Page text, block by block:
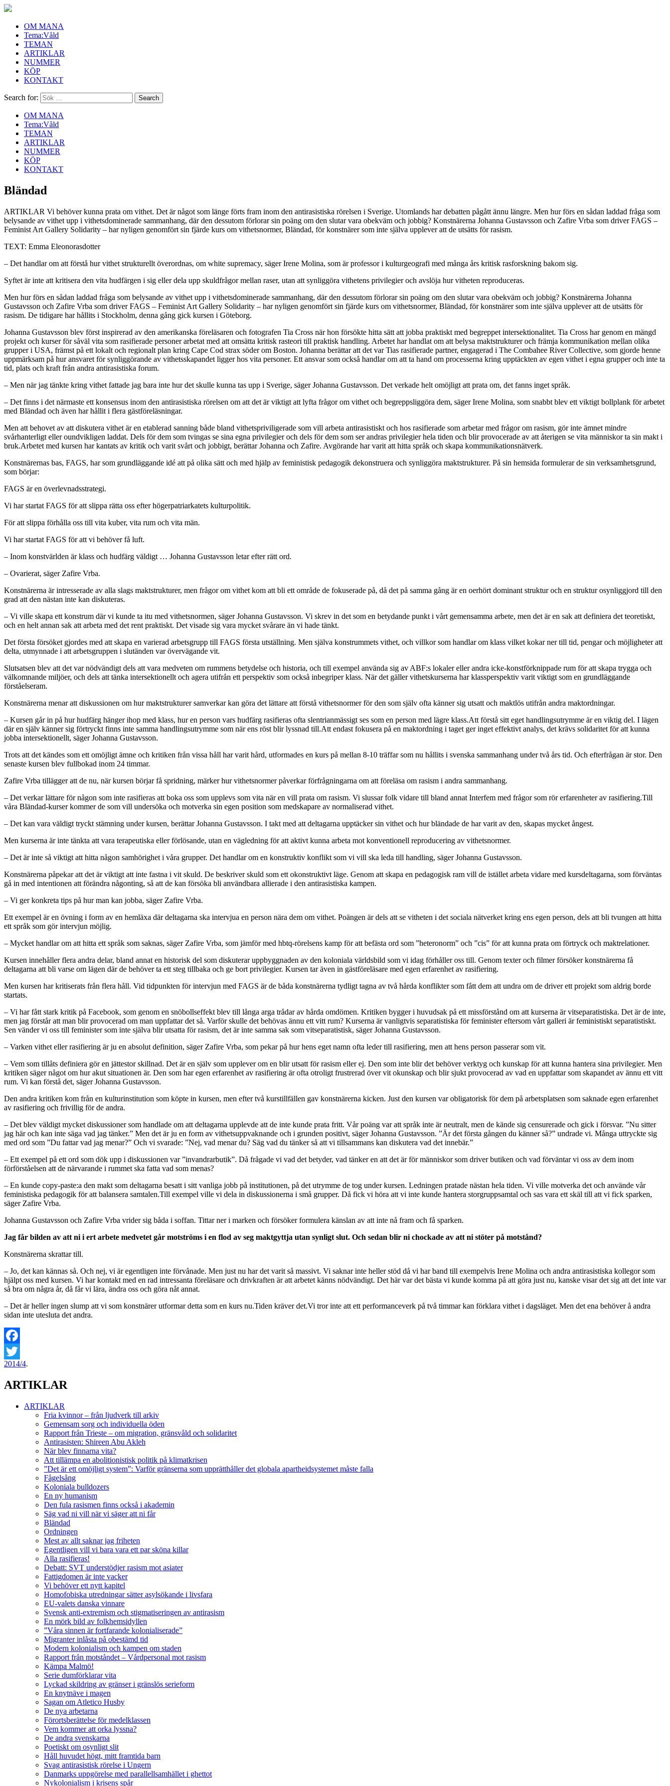
OM MANA
Tema:Våld
TEMAN
ARTIKLAR
NUMMER
KÖP
KONTAKT
Search for:
OM MANA
Tema:Våld
TEMAN
ARTIKLAR
NUMMER
KÖP
KONTAKT
Bländad
ARTIKLAR Vi behöver kunna prata om vithet. Det är något som länge förts fram inom den antirasistiska rörelsen i Sverige. Utomlands har debatten pågått ännu längre. Men hur förs en sådan laddad fråga som
belysande av vithet upp i vithetsdominerade sammanhang, där den dessutom förlorar sin poäng om den slutar vara obekväm och jobbig? Konstnärerna Johanna Gustavsson och Zafire Vrba som driver FAGS –
Feminist Art Gallery Solidarity – har nyligen genomfört sin fjärde kurs om vithetsnormer, Bländad, för konstnärer som inte själva upplever att de utsätts för rasism.
TEXT: Emma Eleonorasdotter
– Det handlar om att förstå hur vithet strukturellt överordnas, om white supremacy, säger Irene Molina, som är professor i kulturgeografi med många års kritisk rasforskning bakom sig.
Syftet är inte att kritisera den vita hudfärgen i sig eller dela upp skuldfrågor mellan raser, utan att synliggöra vithetens privilegier och avslöja hur vitheten reproduceras.
Men hur förs en sådan laddad fråga som belysande av vithet upp i vithetsdominerade sammanhang, där den dessutom förlorar sin poäng om den slutar vara obekväm och jobbig? Konstnärerna Johanna
Gustavsson och Zafire Vrba som driver FAGS – Feminist Art Gallery Solidarity – har nyligen genomfört sin fjärde kurs om vithetsnormer, Bländad, för konstnärer som inte själva upplever att de utsätts för
rasism. De tidigare har hållits i Stockholm, denna gång gick kursen i Göteborg.
Johanna Gustavsson blev först inspirerad av den amerikanska föreläsaren och fotografen Tia Cross när hon försökte hitta sätt att jobba praktiskt med begreppet intersektionalitet. Tia Cross har genom en mängd
projekt och kurser för såväl vita som rasifierade personer arbetat med att omsätta kritisk rasteori till praktisk handling. Arbetet har handlat om att belysa maktstrukturer och främja kommunikation mellan olika
grupper i USA, främst på ett lokalt och regionalt plan kring Cape Cod strax söder om Boston. Johanna berättar att det var Tias rasifierade partner, engagerad i The Combahee River Collective, som gjorde henne
uppmärksam på hur ansvaret för synliggörande av vithetsskapandet ligger hos vita personer. Ett ansvar som också handlar om att ta hand om processerna kring upptäckten av egen vithet i egna grupper och inte ta
tid, plats och kraft från andra antirasistiska forum.
– Men när jag tänkte kring vithet fattade jag bara inte hur det skulle kunna tas upp i Sverige, säger Johanna Gustavsson. Det verkade helt omöjligt att prata om, det fanns inget språk.
– Det finns i det närmaste ett konsensus inom den antirasistiska rörelsen om att det är viktigt att lyfta frågor om vithet och begreppsliggöra dem, säger Irene Molina, som snabbt blev ett viktigt bollplank för arbetet
med Bländad och även har hållit i flera gästföreläsningar.
Men att behovet av att diskutera vithet är en etablerad sanning både bland vithetspriviligerade som vill arbeta antirasistiskt och hos rasifierade som arbetar med frågor om rasism, gör inte ämnet mindre
svårhanterligt eller oundvikligen laddat. Dels för dem som tvingas se sina egna privilegier och dels för dem som ser andras privilegier hela tiden och blir provocerade av att återigen se vita människor ta sin makt i
bruk.Arbetet med kursen har kantats av kritik och varit svårt och jobbigt, berättar Johanna och Zafire. Avgörande har varit att hitta språk och skapa kommunikationsnätverk.
Konstnärernas bas, FAGS, har som grundläggande idé att på olika sätt och med hjälp av feministisk pedagogik dekonstruera och synliggöra maktstrukturer. På sin hemsida formulerar de sin verksamhetsgrund,
som börjar:
FAGS är en överlevnadsstrategi.
Vi har startat FAGS för att slippa rätta oss efter högerpatriarkatets kulturpolitik.
För att slippa förhålla oss till vita kuber, vita rum och vita män.
Vi har startat FAGS för att vi behöver få luft.
– Inom konstvärlden är klass och hudfärg väldigt … Johanna Gustavsson letar efter rätt ord.
– Ovarierat, säger Zafire Vrba.
Konstnärerna är intresserade av alla slags maktstrukturer, men frågor om vithet kom att bli ett område de fokuserade på, då det på samma gång är en oerhört dominant struktur och en struktur osynliggjord till den
grad att den nästan inte kan diskuteras.
– Vi ville skapa ett konstrum där vi kunde ta itu med vithetsnormen, säger Johanna Gustavsson. Vi skrev in det som en betydande punkt i vårt gemensamma arbete, men det är en sak att definiera det teoretiskt,
och en helt annan sak att arbeta med det rent praktiskt. Det visade sig vara mycket svårare än vi hade tänkt.
Det första försöket gjordes med att skapa en varierad arbetsgrupp till FAGS första utställning. Men själva konstrummets vithet, och villkor som handlar om klass vilket kokar ner till tid, pengar och möjligheter att
delta, utmynnade i att arbetsgruppen i slutänden var övervägande vit.
Slutsatsen blev att det var nödvändigt dels att vara medveten om rummens betydelse och historia, och till exempel använda sig av ABF:s lokaler eller andra icke-konstförknippade rum för att skapa trygga och
välkomnande miljöer, och dels att tänka intersektionellt och agera utifrån ett perspektiv som också inbegriper klass. När det gäller vithetskurserna har klassperspektiv varit viktigt som en grundläggande
förståelseram.
Konstnärerna menar att diskussionen om hur maktstrukturer samverkar kan göra det lättare att förstå vithetsnormer för den som själv ofta känner sig utsatt och maktlös utifrån andra maktordningar.
– Kursen går in på hur hudfärg hänger ihop med klass, hur en person vars hudfärg rasifieras ofta slentrianmässigt ses som en person med lägre klass.Att förstå sitt eget handlingsutrymme är en viktig del. I lägen
där en själv känner sig förtryckt finns inte samma handlingsutrymme som när ens röst blir lyssnad till.Att endast fokusera på en maktordning i taget ger inget effektivt analys, det krävs solidaritet för att kunna
jobba intersektionellt, säger Johanna Gustavsson.
Trots att det kändes som ett omöjligt ämne och kritiken från vissa håll har varit hård, utformades en kurs på mellan 8-10 träffar som nu hållits i svenska sammanhang under två års tid. Och efterfrågan är stor. Den
senaste kursen blev fullbokad inom 24 timmar.
Zafire Vrba tillägger att de nu, när kursen börjar få spridning, märker hur vithetsnormer påverkar förfrågningarna om att föreläsa om rasism i andra sammanhang.
– Det verkar lättare för någon som inte rasifieras att boka oss som upplevs som vita när en vill prata om rasism. Vi slussar folk vidare till bland annat Interfem med frågor som rör erfarenheter av rasifiering.Till
våra Bländad-kurser kommer de som vill undersöka och motverka sin egen position som medskapare av normaliserad vithet.
– Det kan vara väldigt tryckt stämning under kursen, berättar Johanna Gustavsson. I takt med att deltagarna upptäcker sin vithet och hur bländade de har varit av den, skapas mycket ångest.
Men kurserna är inte tänkta att vara terapeutiska eller förlösande, utan en vägledning för att aktivt kunna arbeta mot konventionell reproducering av vithetsnormer.
– Det är inte så viktigt att hitta någon samhörighet i våra grupper. Det handlar om en konstruktiv konflikt som vi vill ska leda till handling, säger Johanna Gustavsson.
Konstnärerna påpekar att det är viktigt att inte fastna i vit skuld. De beskriver skuld som ett okonstruktivt läge. Genom att skapa en pedagogisk ram vill de istället arbeta vidare med kursdeltagarna, som förväntas
gå in med intentionen att förändra någonting, så att de kan försöka bli användbara allierade i den antirasistiska kampen.
– Vi ger konkreta tips på hur man kan jobba, säger Zafire Vrba.
Ett exempel är en övning i form av en hemläxa där deltagarna ska intervjua en person nära dem om vithet. Poängen är dels att se vitheten i det sociala nätverket kring ens egen person, dels att bli tvungen att hitta
ett språk som gör intervjun möjlig.
– Mycket handlar om att hitta ett språk som saknas, säger Zafire Vrba, som jämför med hbtq-rörelsens kamp för att befästa ord som ”heteronorm” och ”cis” för att kunna prata om förtryck och maktrelationer.
Kursen innehåller flera andra delar, bland annat en historisk del som diskuterar uppbyggnaden av den koloniala världsbild som vi idag förhåller oss till. Genom texter och filmer försöker konstnärerna få
deltagarna att bli varse om lägen där de behöver ta ett steg tillbaka och ge bort privilegier. Kursen tar även in gästföreläsare med egen erfarenhet av rasifiering.
Men kursen har kritiserats från flera håll. Vid tidpunkten för intervjun med FAGS är de båda konstnärerna tydligt tagna av två hårda konflikter som fått dem att undra om de driver ett projekt som aldrig borde
startats.
– Vi har fått stark kritik på Facebook, som genom en snöbollseffekt blev till långa arga trådar av hårda omdömen. Kritiken bygger i huvudsak på ett missförstånd om att kurserna är vitseparatistiska. Det är de inte,
men jag förstår att man blir provocerad om man uppfattar det så. Varför skulle det behövas ännu ett vitt rum? Kurserna är vanligtvis separatistiska för feminister eftersom vårt galleri är feministiskt separatistiskt.
Sen vänder vi oss till feminister som inte själva blir utsatta för rasism, det är inte samma sak som vitseparatistisk, säger Johanna Gustavsson.
– Varken vithet eller rasifiering är ju en absolut definition, säger Zafire Vrba, som pekar på hur hens eget namn ofta leder till rasifiering, men att hens person passerar som vit.
– Vem som tillåts definiera gör en jättestor skillnad. Det är en själv som upplever om en blir utsatt för rasism eller ej. Den som inte blir det behöver verktyg och kunskap för att kunna hantera sina privilegier. Men
kritiken säger något om hur akut situationen är. Den som har egen erfarenhet av rasifiering är ofta otroligt frustrerad över vit okunskap och blir sjukt provocerad av vad en uppfattar som skapandet av ännu ett vitt
rum. Vi kan förstå det, säger Johanna Gustavsson.
Den andra kritiken kom från en kulturinstitution som köpte in kursen, men efter två kurstillfällen gav konstnärerna kicken. Just den kursen var obligatorisk för dem på arbetsplatsen som saknade egen erfarenhet
av rasifiering och frivillig för de andra.
– Det blev väldigt mycket diskussioner som handlade om att deltagarna upplevde att de inte kunde prata fritt. Vår poäng var att språk inte är neutralt, men de kände sig censurerade och gick i försvar. ”Nu sitter
jag här och kan inte säga vad jag tänker.” Men det är ju en form av vithetsuppvaknande och i grunden positivt, säger Johanna Gustavsson. ”Är det första gången du känner så?” undrade vi. Många uttryckte sig
med ord som ”Du fattar vad jag menar?” Och vi svarade: ”Nej, vad menar du? Säg vad du tänker så att vi tillsammans kan diskutera vad det innebär.”
– Ett exempel på ett ord som dök upp i diskussionen var ”invandrarbutik”. Då frågade vi vad det betyder, vad tänker en att det är för människor som driver butiken och vad förväntar vi oss av dem inom
förförståelsen att de närvarande i rummet ska fatta vad som menas?
– En kunde copy-paste:a den makt som deltagarna besatt i sitt vanliga jobb på institutionen, på det utrymme de tog under kursen. Ledningen pratade nästan hela tiden. Vi ville motverka det och använde vår
feministiska pedagogik för att balansera samtalen.Till exempel ville vi dela in diskussionerna i små grupper. Då fick vi höra att vi inte kunde hantera storgruppsamtal och sas vara ett skäl till att vi fick sparken,
säger Zafire Vrba.
Johanna Gustavsson och Zafire Vrba vrider sig båda i soffan. Tittar ner i marken och försöker formulera känslan av att inte nå fram och få sparken.
Jag får bilden av att ni i ert arbete medvetet går motströms i en flod av seg maktgyttja utan synligt slut. Och sedan blir ni chockade av att ni stöter på motstånd?
Konstnärerna skrattar till.
– Jo, det kan kännas så. Och nej, vi är egentligen inte förvånade. Men just nu har det varit så massivt. Vi saknar inte heller stöd då vi har band till exempelvis Irene Molina och andra antirasistiska kollegor som
hjälpt oss med kursen. Vi har kontakt med en rad intressanta föreläsare och drivkraften är att arbetet känns nödvändigt. Det här var det bästa vi kunde komma på att göra just nu, kanske visar det sig att det inte var
så bra om några år, då får vi lära, ändra oss och göra nåt annat.
– Det är heller ingen slump att vi som konstnärer utformar detta som en kurs nu.Tiden kräver det.Vi tror inte att ett performanceverk på två timmar kan förklara vithet i dagsläget. Men det ena behöver å andra
sidan inte utesluta det andra.
Facebook
Twitter
2014/4.
ARTIKLAR
ARTIKLAR
Fria kvinnor – från ljudverk till arkiv
Gemensam sorg och individuella öden
Rapport från Trieste – om migration, gränsvåld och solidaritet
Antirasisten: Shireen Abu Akleh
När blev finnarna vita?
Att tillämpa en abolitionistisk politik på klimatkrisen
”Det är ett omöjligt system”: Varför gränserna som upprätthåller det globala apartheidsystemet måste falla
Fågelsång
Koloniala bulldozers
En ny humanism
Den fula rasismen finns också i akademin
Säg vad ni vill när vi säger att ni får
Bländad
Ordningen
Mest av allt saknar jag friheten
Egentligen vill vi bara vara ett par sköna killar
Alla rasifieras!
Debatt: SVT understödjer rasism mot asiater
Fattigdomen är inte vacker
Vi behöver ett nytt kapitel
Homofobiska utredningar sätter asylsökande i livsfara
EU-valets danska vinnare
Svensk anti-extremism och stigmatiseringen av antirasism
En mörk bild av folkhemsidyllen
”Våra sinnen är fortfarande kolonialiserade”
Migranter inlåsta på obestämd tid
Modern kolonialism och kampen om staden
Rapport från motståndet – Vårdpersonal mot rasism
Kämpa Malmö!
Serie dumförklarar vita
Lyckad skildring av gränser i gränslös serieform
En knytnäve i magen
Sagan om Atletico Husby
De nya arbetarna
Förortsberättelse för medelklassen
Vem kommer att orka lyssna?
De andra svenskarna
Poetiskt om osynligt slit
Håll huvudet högt, mitt framtida barn
Svag antirasistisk rörelse i Ungern
Danmarks uppgörelse med parallellsamhället i ghettot
Nykolonialism i krisens spår